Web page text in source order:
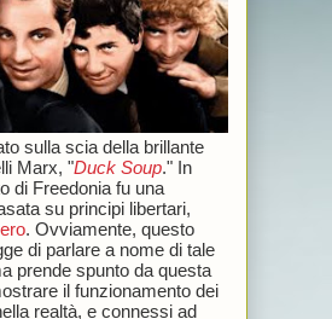
sulla scia della brillante
Marx, "Duck Soup." In
di Freedonia fu una
su principi libertari,
. Ovviamente, questo
di parlare a nome di tale
prende spunto da questa
il funzionamento dei
realtà, e connessi ad